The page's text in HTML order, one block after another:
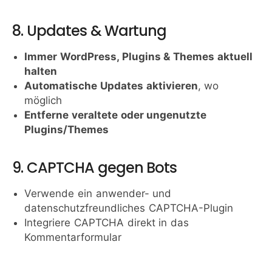
8. Updates & Wartung
Immer WordPress, Plugins & Themes aktuell
halten
Automatische Updates aktivieren, wo
möglich
Entferne veraltete oder ungenutzte
Plugins/Themes
9. CAPTCHA gegen Bots
Verwende ein anwender- und
datenschutzfreundliches CAPTCHA-Plugin
Integriere CAPTCHA direkt in das
Kommentarformular